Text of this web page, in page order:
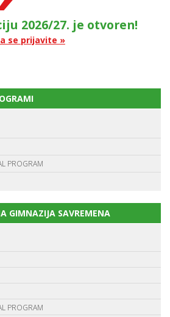
2026/27. je otvoren!
se prijavite »
PROGRAM
GIMNAZIJA SAVREMENA
PROGRAM